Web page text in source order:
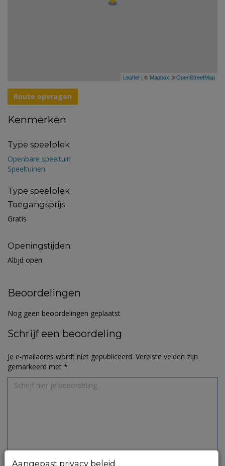
Leaflet | © Mapbox ©OpenStreetMap
Route opvragen
Kenmerken
Type speelplek
Openbare speeltuin
Speeltuinen
Type speelplek
Toegangsprijs
Gratis
Openingstijden
Altijd open
Beoordelingen
Nog geen beoordelingen geplaatst
Schrijf een beoordeling
Je e-mailadres wordt niet gepubliceerd. Vereiste velden zijn
gemarkeerd met *
Aangepast privacy beleid